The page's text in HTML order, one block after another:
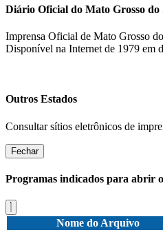
Diário Oficial do Mato Grosso do
Imprensa Oficial de Mato Grosso
Disponível na Internet de 1979 em
Outros Estados
Consultar sítios eletrônicos de
Fechar
Programas indicados para abrir
Nome do Arquivo